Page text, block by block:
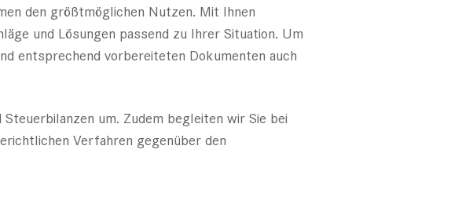
den größtmöglichen Nutzen. Mit Ihnen
und Lösungen passend zu Ihrer Situation. Um
entsprechend vorbereiteten Dokumenten auch
um. Zudem begleiten wir Sie bei
Verfahren gegenüber den